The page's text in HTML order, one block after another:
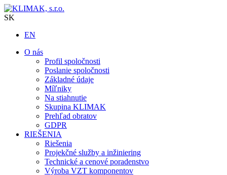
SK
EN
O nás
Profil spoločnosti
Poslanie spoločnosti
Základné údaje
Míľniky
Na stiahnutie
Skupina KLIMAK
Prehľad obratov
GDPR
RIEŠENIA
Riešenia
Projekčné služby a inžiniering
Technické a cenové poradenstvo
Výroba VZT komponentov